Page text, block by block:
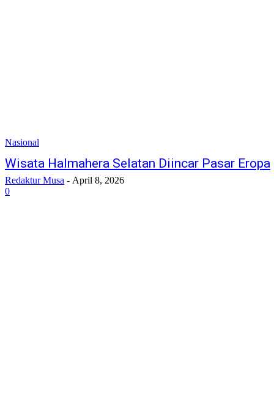
Nasional
Wisata Halmahera Selatan Diincar Pasar Eropa
Redaktur Musa - April 8, 2026
0